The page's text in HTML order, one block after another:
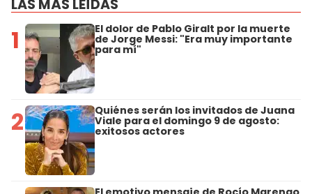
LAS MÁS LEÍDAS
1 El dolor de Pablo Giralt por la muerte
de Jorge Messi: "Era muy importante
para mí"
2 Quiénes serán los invitados de Juana
Viale para el domingo 9 de agosto:
exitosos actores